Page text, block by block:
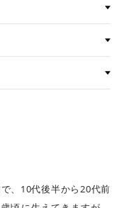
、10代後半から20代前